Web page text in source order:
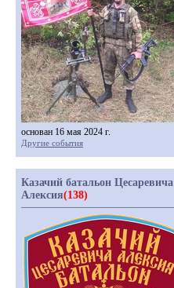
основан 16 мая 2024 г.
Другие события
Казачий батальон Цесаревича
Алексия(138)